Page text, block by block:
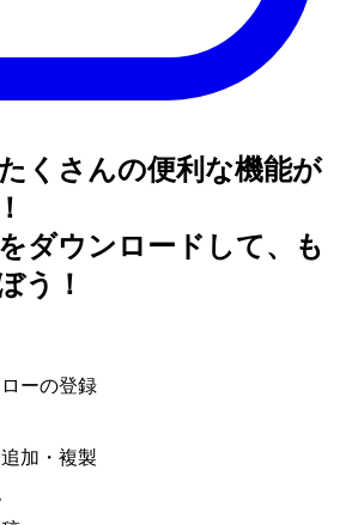
くさんの便利な機能が
ダウンロードして、も
う！
ーの登録
加・複製